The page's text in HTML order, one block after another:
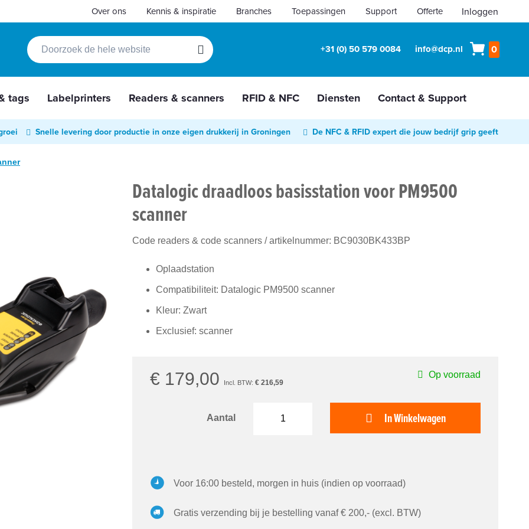
Inloggen
Over ons Kennis & inspiratie Branches Toepassingen Support Offerte
Zoek
Zoek +31 (0) 50 579 0084 info@dcp.nl 0
tags Labelprinters Readers & scanners RFID & NFC Diensten Contact & Support
Snelle levering door productie in onze eigen drukkerij in Groningen De NFC & RFID expert die jouw bedrijf grip geeft
Datalogic draadloos basisstation voor PM9500
scanner
Code readers & code scanners / artikelnummer: BC9030BK433BP
Oplaadstation
Compatibiliteit: Datalogic PM9500 scanner
Kleur: Zwart
Exclusief: scanner
€ 179,00 € 216,59
Op voorraad
Aantal In Winkelwagen
Voor 16:00 besteld, morgen in huis (indien op voorraad)
Gratis verzending bij je bestelling vanaf € 200,- (excl. BTW)